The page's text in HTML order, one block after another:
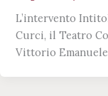
L’intervento
Curci, il Teatro
Vittorio